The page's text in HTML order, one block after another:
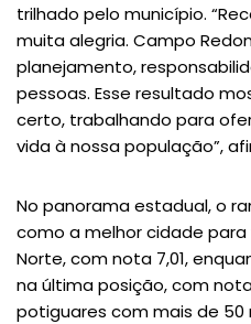
trilhado pelo município.
muita alegria. Campo
planejamento,
pessoas. Esse resultado
certo, trabalhando para
vida à nossa população”,
No panorama estadual, o
como a melhor cidade para
Norte, com nota 7,01,
na última posição, com
potiguares com mais de